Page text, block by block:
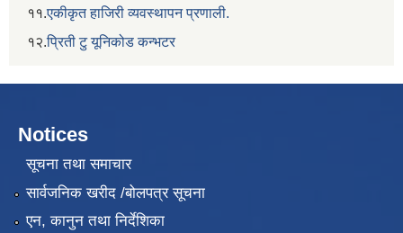
११.एकीकृत हाजिरी व्यवस्थापन प्रणाली.
१२.प्रिती टु यूनिकोड कन्भटर
Notices
सूचना तथा समाचार
सार्वजनिक खरीद /बोलपत्र सूचना
एन, कानुन तथा निर्देशिका